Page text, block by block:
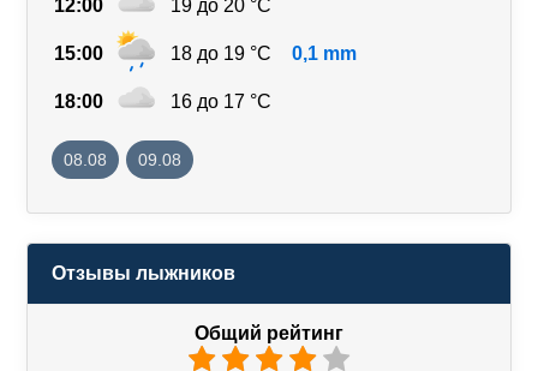
12:00 19 до 20 °C
15:00 18 до 19 °C 0,1 mm
18:00 16 до 17 °C
08.08 09.08
Отзывы лыжников
Общий рейтинг